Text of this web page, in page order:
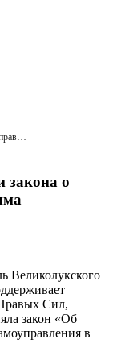
Дмитрий Матвеев: для реализации закона о местном самоуправлении необходима финансовая поддержка регионам
закона о
Великолукского
Сил,
закон «Об
в